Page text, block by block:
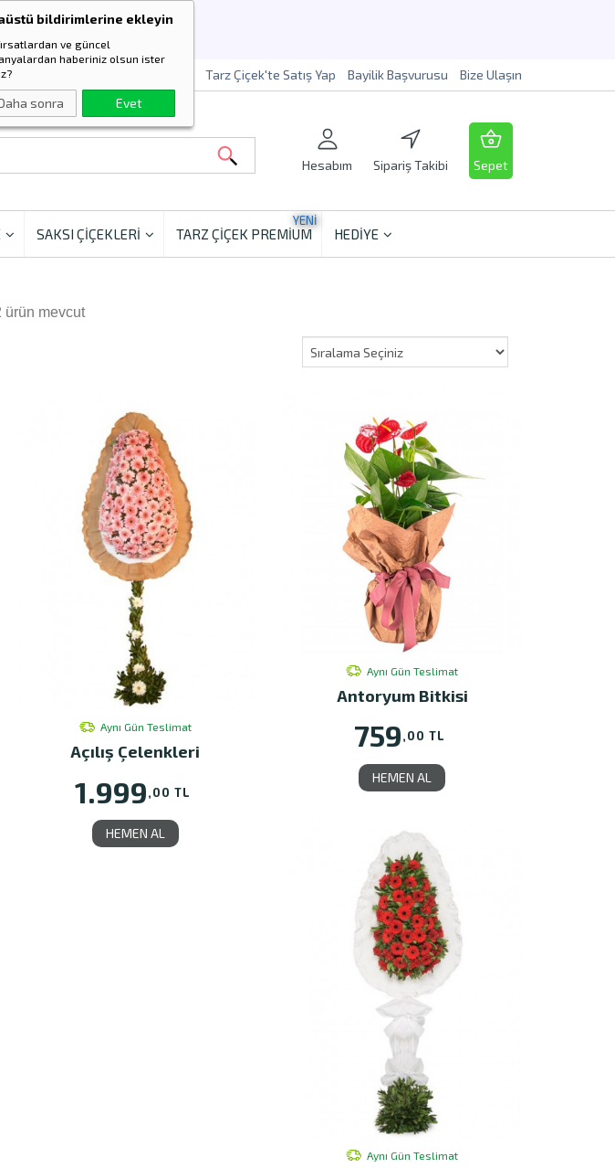
bildirimlerine ekleyin
ve güncel
haberiniz olsun ister
sonra Evet
Tarz Çiçek'te Satış Yap Bayilik Başvurusu Bize Ulaşın
Hesabım Sipariş Takibi Sepet
SAKSI ÇİÇEKLERİ TARZ ÇİÇEK PREMİUM
YENİ
HEDİYE
ürün mevcut
Aynı Gün Teslimat
Açılış Çelenkleri
1.999,00 TL
HEMEN AL
Aynı Gün Teslimat
Antoryum Bitkisi
759,00 TL
HEMEN AL
Aynı Gün Teslimat